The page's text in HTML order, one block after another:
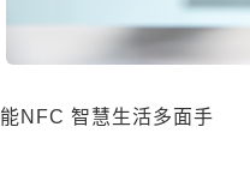
NFC 智慧生活多面手